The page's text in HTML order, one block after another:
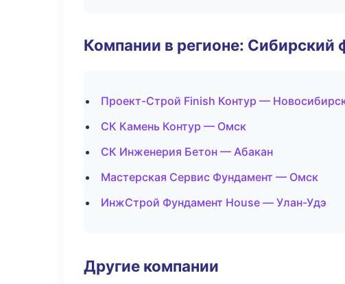
Компании в регионе: Сибирский
Проект-Строй Finish Контур —
СК Камень Контур — Омск
СК Инженерия Бетон — Абакан
Мастерская Сервис Фундамент — Омск
ИнжСтрой Фундамент House — Улан-Удэ
Другие компании